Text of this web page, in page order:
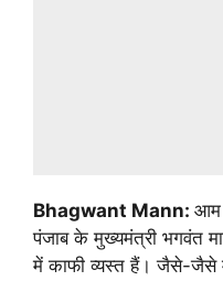
Bhagwant Mann: आम
पंजाब के मुख्यमंत्री भगवंत
में काफी व्यस्त हैं। जैसे-जैसे